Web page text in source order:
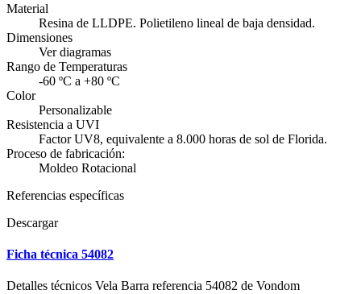
Material
Resina de LLDPE. Polietileno lineal de baja densidad.
Dimensiones
Ver diagramas
Rango de Temperaturas
-60 ºC a +80 ºC
Color
Personalizable
Resistencia a UVI
Factor UV8, equivalente a 8.000 horas de sol de Florida.
Proceso de fabricación:
Moldeo Rotacional
Referencias específicas
Descargar
Ficha técnica 54082
Detalles técnicos Vela Barra referencia 54082 de Vondom